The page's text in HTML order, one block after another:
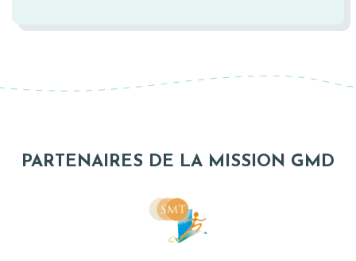
PARTENAIRES DE LA MISSION GMD